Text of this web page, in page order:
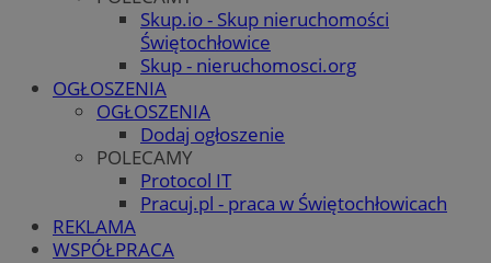
Skup.io - Skup nieruchomości
Świętochłowice
Skup - nieruchomosci.org
OGŁOSZENIA
OGŁOSZENIA
Dodaj ogłoszenie
POLECAMY
Protocol IT
Pracuj.pl - praca w Świętochłowicach
REKLAMA
WSPÓŁPRACA